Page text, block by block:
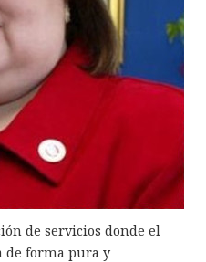
de servicios donde el
de forma pura y